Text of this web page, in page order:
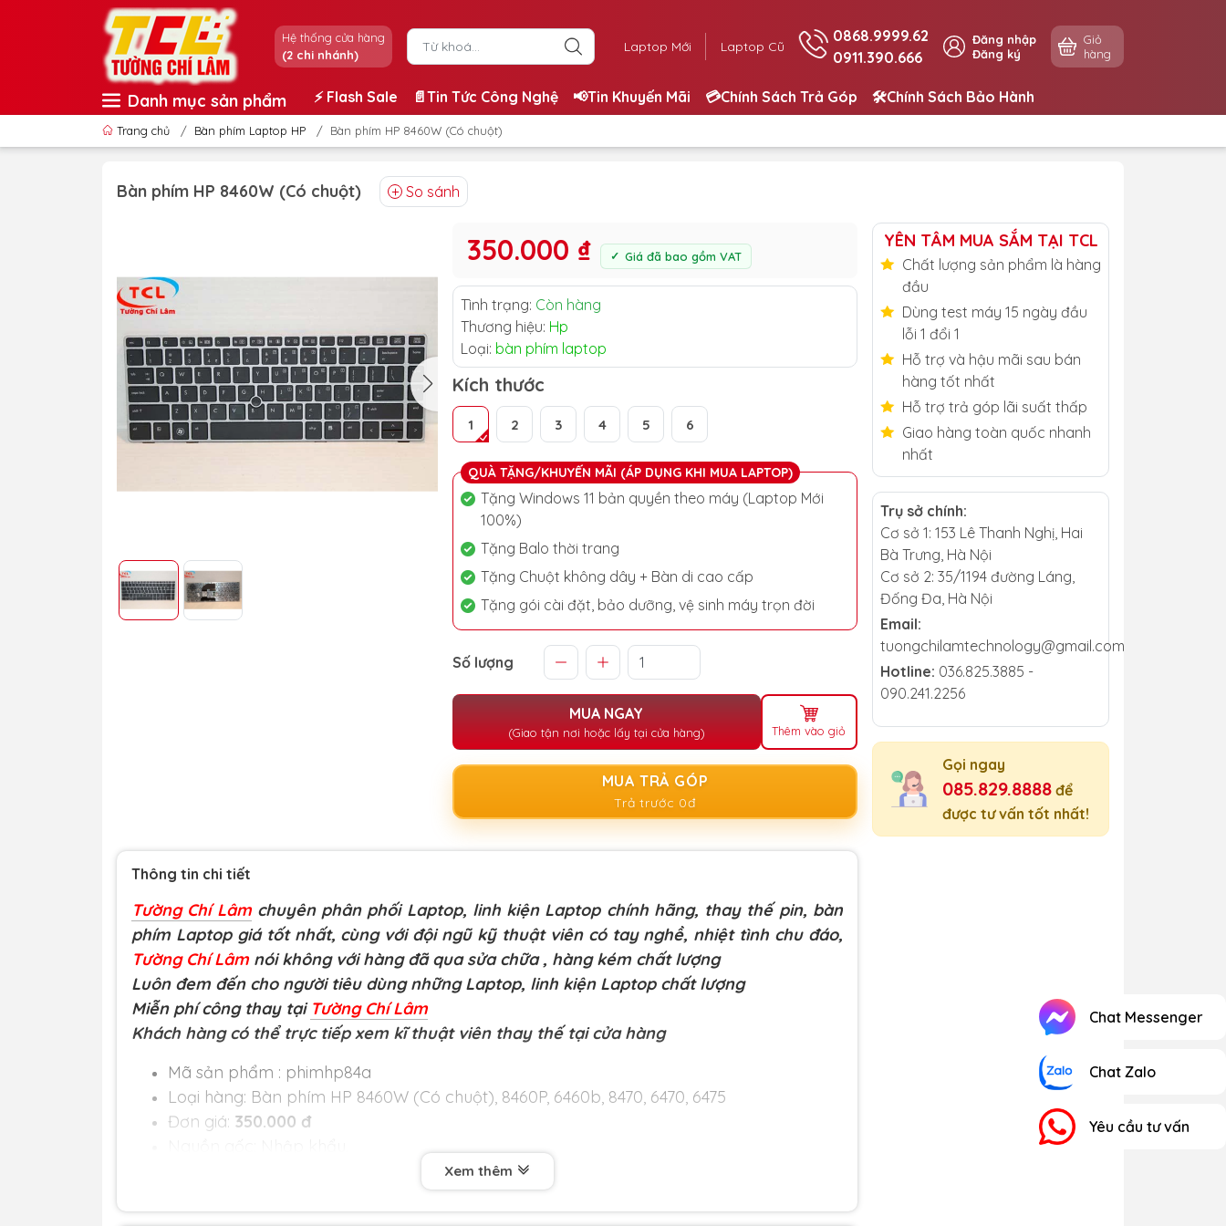
Hệ thống cửa hàng
(2 chi nhánh)
Laptop Mới Laptop Cũ
0868.9999.62
0911.390.666
Đăng nhập
Đăng ký
Giỏ
hàng
Danh mục sản phẩm ⚡️ Flash Sale 📄Tin Tức Công Nghệ 📢Tin Khuyến Mãi 💳Chính Sách Trả Góp 🛠️Chính Sách Bảo Hành
Trang chủ / Bàn phím Laptop HP / Bàn phím HP 8460W (Có chuột)
Bàn phím HP 8460W (Có chuột) So sánh
350.000 ₫ Giá đã bao gồm VAT
Tình trạng: Còn hàng
Thương hiệu: Hp
Loại: bàn phím laptop
Kích thước
1 2 3 4 5 6
QUÀ TẶNG/KHUYẾN MÃI (ÁP DỤNG KHI MUA LAPTOP)
Tặng Windows 11 bản quyền theo máy (Laptop Mới
100%)
Tặng Balo thời trang
Tặng Chuột không dây + Bàn di cao cấp
Tặng gói cài đặt, bảo dưỡng, vệ sinh máy trọn đời
Số lượng
MUA NGAY
(Giao tận nơi hoặc lấy tại cửa hàng) Thêm vào giỏ
MUA TRẢ GÓP
Trả trước 0đ
YÊN TÂM MUA SẮM TẠI TCL
Chất lượng sản phẩm là hàng
đầu
Dùng test máy 15 ngày đầu
lỗi 1 đổi 1
Hỗ trợ và hậu mãi sau bán
hàng tốt nhất
Hỗ trợ trả góp lãi suất thấp
Giao hàng toàn quốc nhanh
nhất
Trụ sở chính:
Cơ sở 1: 153 Lê Thanh Nghị, Hai
Bà Trưng, Hà Nội
Cơ sở 2: 35/1194 đường Láng,
Đống Đa, Hà Nội
Email:
tuongchilamtechnology@gmail.com
Hotline: 036.825.3885 -
090.241.2256
Gọi ngay
085.829.8888 để
được tư vấn tốt nhất!
Thông tin chi tiết
Tường Chí Lâm chuyên phân phối Laptop, linh kiện Laptop chính hãng, thay thế pin, bàn
phím Laptop giá tốt nhất, cùng với đội ngũ kỹ thuật viên có tay nghề, nhiệt tình chu đáo,
Tường Chí Lâm nói không với hàng đã qua sửa chữa , hàng kém chất lượng
Luôn đem đến cho người tiêu dùng những Laptop, linh kiện Laptop chất lượng
Miễn phí công thay tại Tường Chí Lâm
Khách hàng có thể trực tiếp xem kĩ thuật viên thay thế tại cửa hàng
Mã sản phẩm : phimhp84a
Loại hàng: Bàn phím HP 8460W (Có chuột), 8460P, 6460b, 8470, 6470, 6475
Đơn giá: 350.000 đ
Bảo hành dài hạn 9 tháng .1 đổi 1 ngay lập tức trong 9 tháng khi
phát sinh các lỗi của nhà sản xuất như liệt nút, loạn bàn phím, phím ấn lúc được lúc
không.
Xem thêm
Chat Messenger
Chat Zalo
Yêu cầu tư vấn